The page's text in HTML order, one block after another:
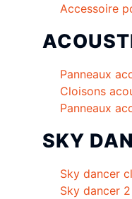
Accessoire
Panneaux
Cloisons
Panneaux
SKY
Sky dancer
Sky dancer